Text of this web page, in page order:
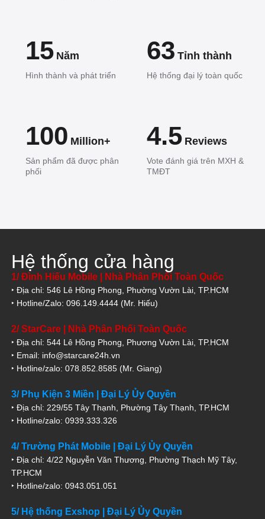
15 Năm
Hình thành và phát triển
63 Tỉnh thành
Hệ thống đại lý toàn quốc
100 Million+
Sản phẩm đã được phân
phối
4.5 Reviews
Vote đánh giá trên MXH &
TMĐT
Hệ thống cửa hàng
1/ Đình Hiếu Mobile | Nhà Phân Phối Toàn Quốc
‣ Địa chỉ: 546 Lê Hồng Phong, Phường Vườn Lài, TP.HCM
‣ Hotline/Zalo: 096.149.4444 (Mr. Hiếu)
2/ StarCare | Nhà Phân Phối Toàn Quốc
‣ Địa chỉ: 544 Lê Hồng Phong, Phương Vườn Lài, TP.HCM
‣ Email: info@starcare24h.vn
‣ Hotline/zalo: 078.852.8585 (Mr. Giang)
3/ Phụ Kiện 3 Miền | Đại Lý Ủy Quyền
‣ Địa chỉ: 229/55 Tây Thạnh, Phường Tây Thạnh, TP.HCM
‣ Hotline/zalo: 0939.333.326
4/ Trường Phát Mobile | Đại Lý Ủy Quyền
‣ Địa chỉ: 4/22 Nguyễn Văn Thương, Phường Thạch Mỹ Tây,
TP.HCM
‣ Hotline/zalo: 0943.051.051
5/ Hệ thống Exshop | Đại Lý Ủy Quyền